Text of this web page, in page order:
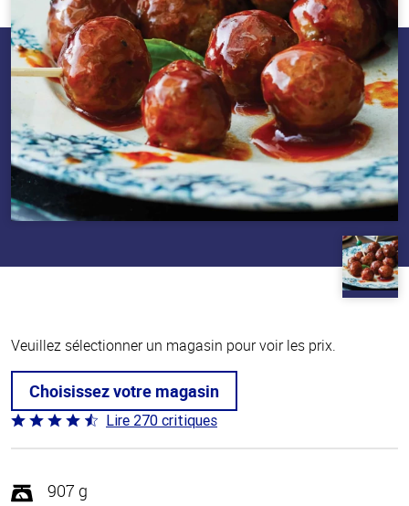
Veuillez sélectionner un magasin pour voir les prix.
Choisissez votre magasin
Coté
4.5 sur
Lire 270 critiques
907 g